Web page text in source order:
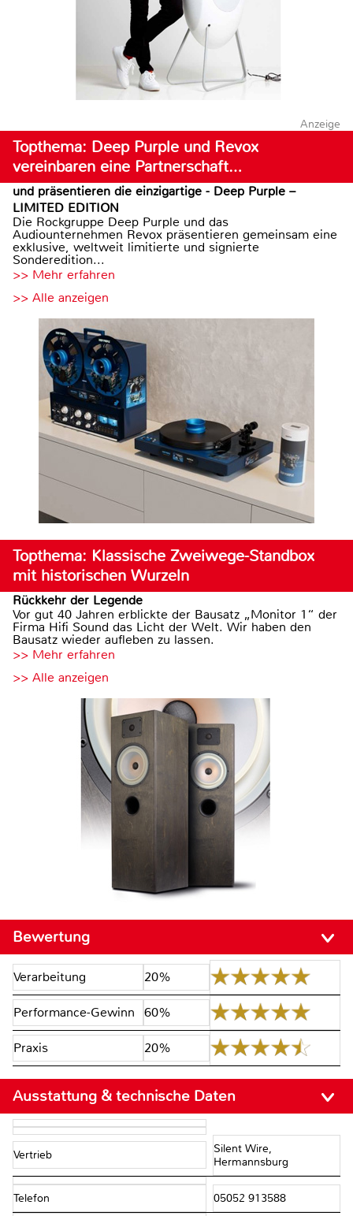
Anzeige
Topthema: Deep Purple und Revox
vereinbaren eine Partnerschaft…
und präsentieren die einzigartige - Deep Purple –
LIMITED EDITION
Die Rockgruppe Deep Purple und das
Audiounternehmen Revox präsentieren gemeinsam eine
exklusive, weltweit limitierte und signierte
Sonderedition...
>> Mehr erfahren
>> Alle anzeigen
Topthema: Klassische Zweiwege-Standbox
mit historischen Wurzeln
Rückkehr der Legende
Vor gut 40 Jahren erblickte der Bausatz „Monitor 1“ der
Firma Hifi Sound das Licht der Welt. Wir haben den
Bausatz wieder aufleben zu lassen.
>> Mehr erfahren
>> Alle anzeigen
Bewertung
Verarbeitung 20%
Performance-Gewinn 60%
Praxis 20%
Ausstattung & technische Daten
Vertrieb
Silent Wire,
Hermannsburg
Telefon 05052 913588